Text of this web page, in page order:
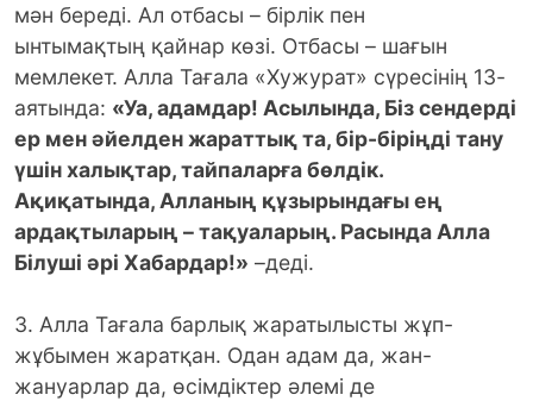
мән береді. Ал отбасы – бірлік пен
ынтымақтың қайнар көзі. Отбасы – шағын
мемлекет. Алла Тағала «Хужурат» сүресінің 13-
аятында: «Уа, адамдар! Асылында, Біз сендерді
ер мен әйелден жараттық та, бір-біріңді тану
үшін халықтар, тайпаларға бөлдік.
Ақиқатында, Алланың құзырындағы ең
ардақтыларың – тақуаларың. Расында Алла
Білуші әрі Хабардар!» –деді.
3. Алла Тағала барлық жаратылысты жұп-
жұбымен жаратқан. Одан адам да, жан-
жануарлар да, өсімдіктер әлемі де